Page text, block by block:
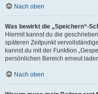
Nach oben
Was bewirkt die „Speichern“-
Hiermit kannst du die
späteren Zeitpunkt
kannst du mit der Funktion
persönlichen Bereich erneut
Nach oben